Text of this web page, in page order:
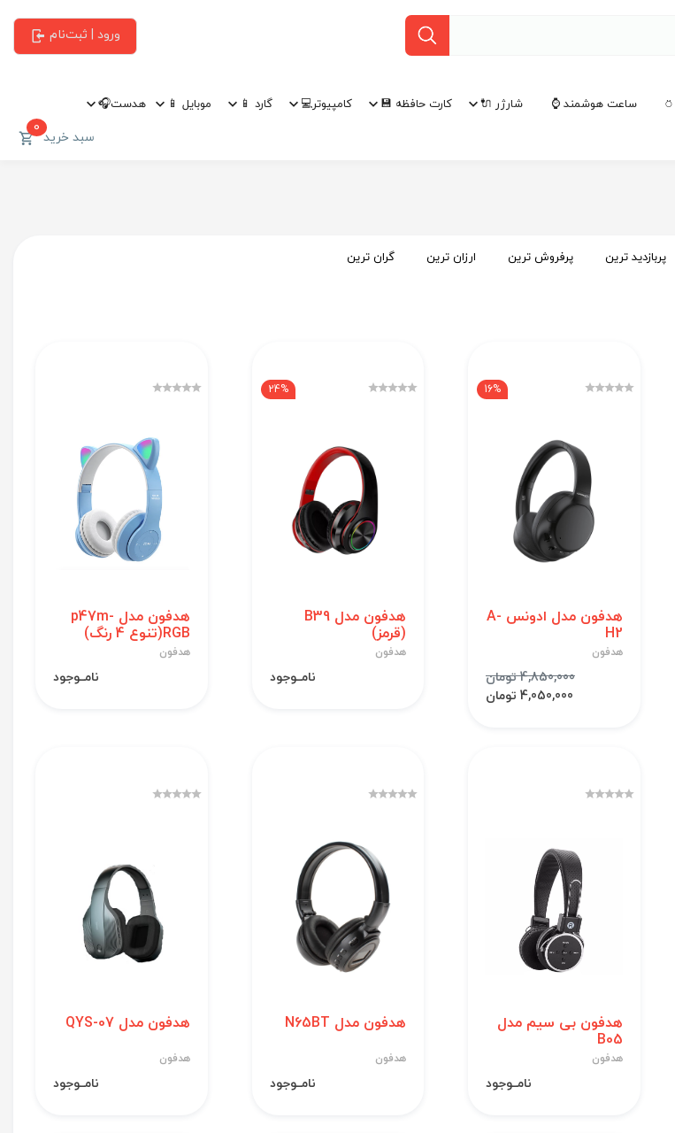
ورود | ثبت‌نام
ساعت هوشمند ⌚ شارژر 🔌 کارت حافظه 💾 کامپیوتر💻 گارد 📱 موبایل 📱 هدست🎧
سبد خرید0
پربازدید ترین پرفروش ترین ارزان ترین گران ترین
16%
هدفون مدل ادونس A-
H2
هدفون
4,850,000 تومان
4,050,000 تومان
24%
هدفون مدل B39
(قرمز)
هدفون
نامــوجود
هدفون مدل p47m-
RGB(تنوع 4 رنگ)
هدفون
نامــوجود
هدفون بی سیم مدل
B05
هدفون
نامــوجود
هدفون مدل N65BT
هدفون
نامــوجود
هدفون مدل QYS-07
هدفون
نامــوجود